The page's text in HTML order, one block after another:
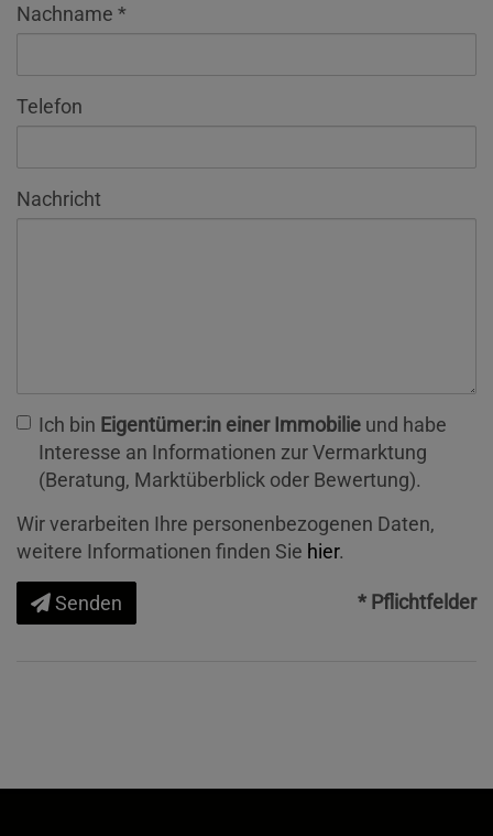
Nachname
Telefon
Nachricht
Ich bin Eigentümer:in einer Immobilie und habe
Interesse an Informationen zur Vermarktung
(Beratung, Marktüberblick oder Bewertung).
Wir verarbeiten Ihre personenbezogenen Daten,
weitere Informationen finden Sie hier.
Senden * Pflichtfelder